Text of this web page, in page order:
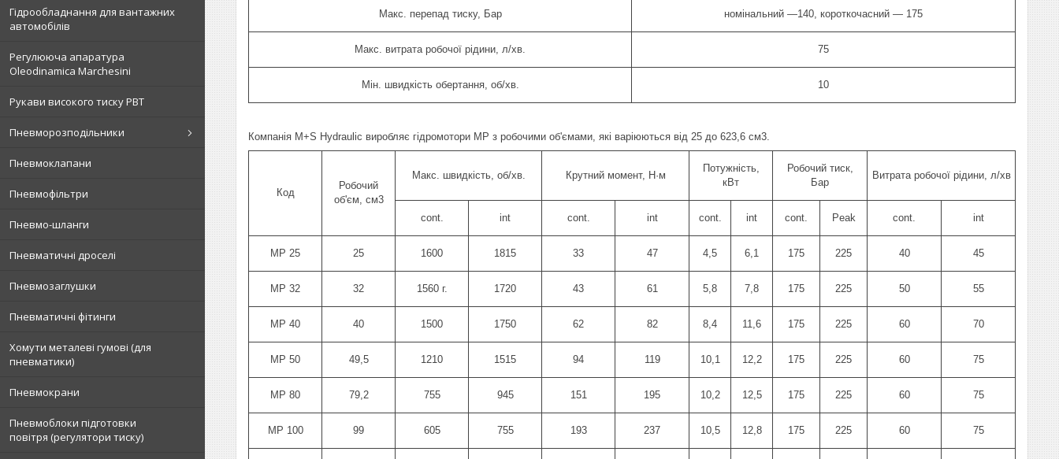
Гідрообладнання для вантажних
автомобілів
Регулююча апаратура
Oleodinamica Marchesini
Рукави високого тиску РВТ
Пневморозподільники
Пневмоклапани
Пневмофільтри
Пневмо-шланги
Пневматичні дроселі
Пневмозаглушки
Пневматичні фітинги
Хомути металеві гумові (для
пневматики)
Пневмокрани
Пневмоблоки підготовки
повітря (регулятори тиску)
Макс. перепад тиску, Бар номінальний —140, короткочасний — 175
Макс. витрата робочої рідини, л/хв. 75
Мін. швидкість обертання, об/хв. 10
Компанія M+S Hydraulic виробляє гідромотори MP з робочими об'ємами, які варіюються від 25 до 623,6 см3.
Код
Робочий
об'єм, см3
Макс. швидкість, об/хв. Крутний момент, Н·м
Потужність,
кВт
Робочий тиск,
Бар
Витрата робочої рідини, л/хв
cont. int cont. int cont. int cont. Peak cont. int
MP 25 25 1600 1815 33 47 4,5 6,1 175 225 40 45
MP 32 32 1560 г. 1720 43 61 5,8 7,8 175 225 50 55
MP 40 40 1500 1750 62 82 8,4 11,6 175 225 60 70
MP 50 49,5 1210 1515 94 119 10,1 12,2 175 225 60 75
MP 80 79,2 755 945 151 195 10,2 12,5 175 225 60 75
MP 100 99 605 755 193 237 10,5 12,8 175 225 60 75